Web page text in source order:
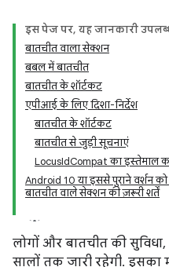
इस पेज पर, यह जानकारी
बातचीत वाला सेक्शन
बबल में बातचीत
बातचीत के शॉर्टकट
एपीआई के लिए दिशा-निर्देश
बातचीत के शॉर्टकट
बातचीत से जुड़ी सूचनाएं
LocusIdCompat का इस्तेमाल
Android 10 या इससे पुराने वर्शन
बातचीत वाले सेक्शन की ज़रूरी शर्तें
लोगों और बातचीत की
सालों तक जारी रहेगी.